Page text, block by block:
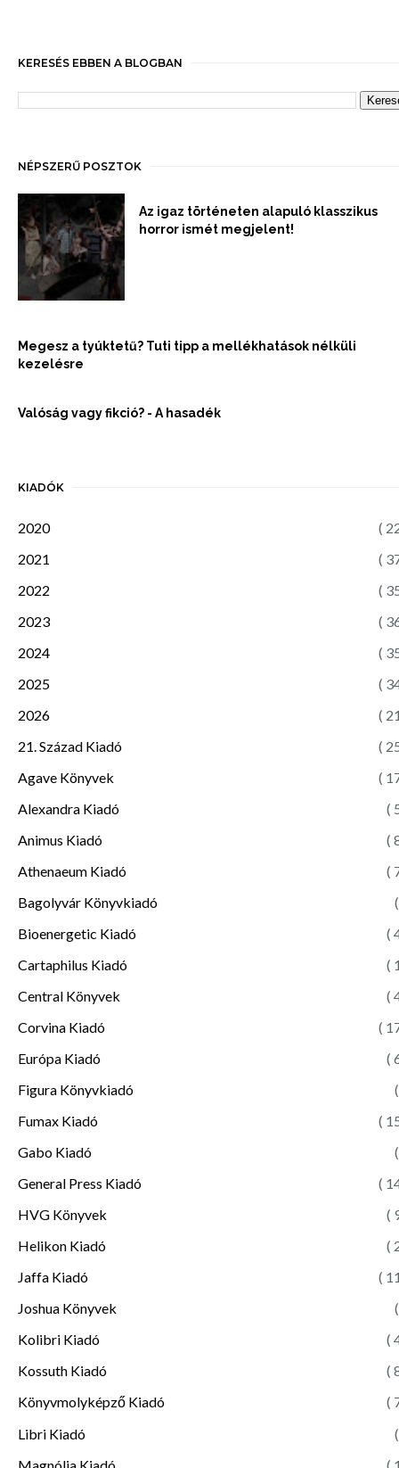
KERESÉS EBBEN A BLOGBAN
NÉPSZERŰ POSZTOK
Az igaz történeten alapuló klasszikus
horror ismét megjelent!
Megesz a tyúktetű? Tuti tipp a mellékhatások nélküli
kezelésre
Valóság vagy fikció? - A hasadék
KIADÓK
2020
(
2021
(
2022
(
2023
(
2024
(
2025
(
2026
(
21. Század Kiadó
(
Agave Könyvek
(
Alexandra Kiadó
(
Animus Kiadó
(
Athenaeum Kiadó
(
Bagolyvár Könyvkiadó
Bioenergetic Kiadó
(
Cartaphilus Kiadó
(
Central Könyvek
(
Corvina Kiadó
(
Európa Kiadó
(
Figura Könyvkiadó
Fumax Kiadó
(
Gabo Kiadó
General Press Kiadó
(
HVG Könyvek
(
Helikon Kiadó
(
Jaffa Kiadó
(
Joshua Könyvek
Kolibri Kiadó
(
Kossuth Kiadó
(
Könyvmolyképző Kiadó
(
Libri Kiadó